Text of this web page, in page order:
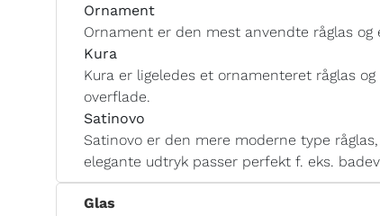
Ornament
Ornament er den mest anvendte råglas
Kura
Kura er ligeledes et ornamenteret råglas
overflade.
Satinovo
Satinovo er den mere moderne type
elegante udtryk passer perfekt f. eks.
Glas